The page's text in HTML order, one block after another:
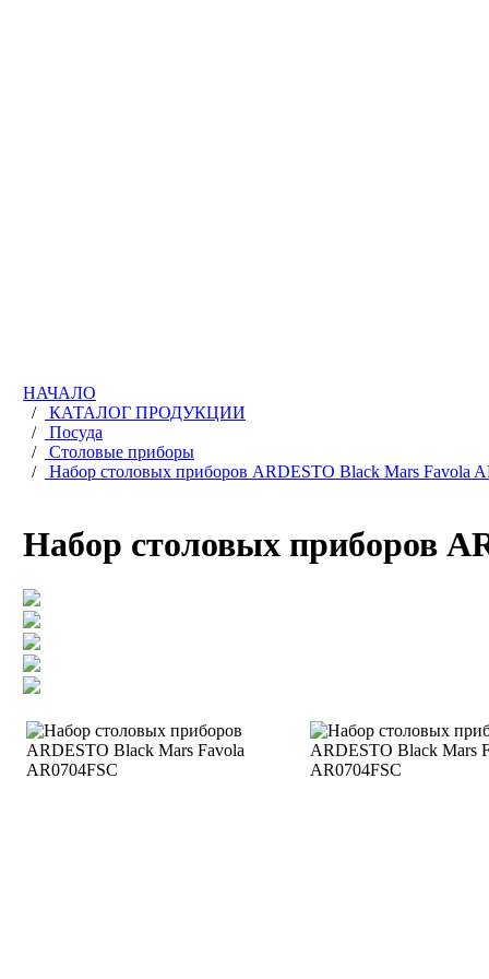
НАЧАЛО
/
КАТАЛОГ ПРОДУКЦИИ
/
Посуда
/
Столовые приборы
/
Набор столовых приборов ARDESTO Black Mars Favola
Набор столовых приборов